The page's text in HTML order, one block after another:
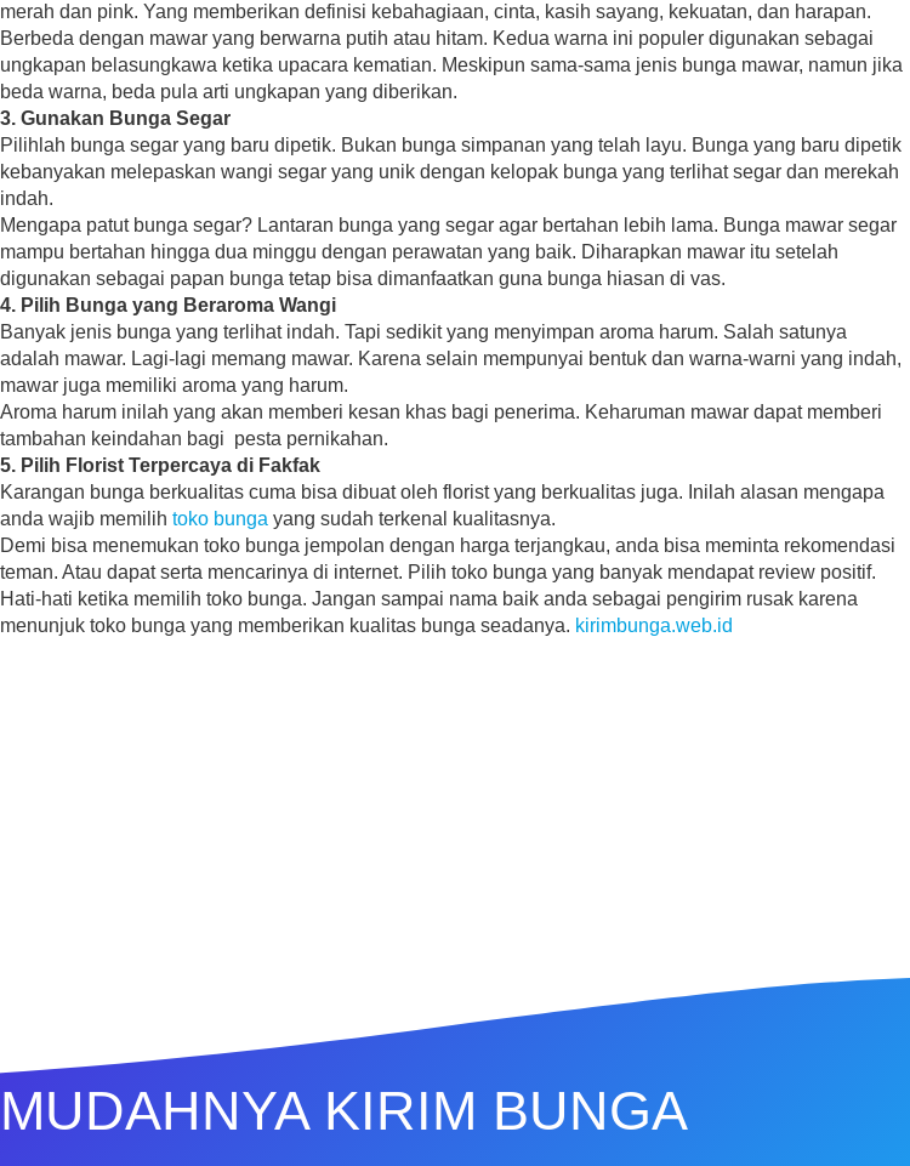
merah dan pink. Yang memberikan definisi kebahagiaan, cinta, kasih sayang, kekuatan, dan harapan.
Berbeda dengan mawar yang berwarna putih atau hitam. Kedua warna ini populer digunakan sebagai
ungkapan belasungkawa ketika upacara kematian. Meskipun sama-sama jenis bunga mawar, namun jika
beda warna, beda pula arti ungkapan yang diberikan.
3. Gunakan Bunga Segar
Pilihlah bunga segar yang baru dipetik. Bukan bunga simpanan yang telah layu. Bunga yang baru dipetik
kebanyakan melepaskan wangi segar yang unik dengan kelopak bunga yang terlihat segar dan merekah
indah.
Mengapa patut bunga segar? Lantaran bunga yang segar agar bertahan lebih lama. Bunga mawar segar
mampu bertahan hingga dua minggu dengan perawatan yang baik. Diharapkan mawar itu setelah
digunakan sebagai papan bunga tetap bisa dimanfaatkan guna bunga hiasan di vas.
4. Pilih Bunga yang Beraroma Wangi
Banyak jenis bunga yang terlihat indah. Tapi sedikit yang menyimpan aroma harum. Salah satunya
adalah mawar. Lagi-lagi memang mawar. Karena selain mempunyai bentuk dan warna-warni yang indah,
mawar juga memiliki aroma yang harum.
Aroma harum inilah yang akan memberi kesan khas bagi penerima. Keharuman mawar dapat memberi
tambahan keindahan bagi pesta pernikahan.
5. Pilih Florist Terpercaya di Fakfak
Karangan bunga berkualitas cuma bisa dibuat oleh florist yang berkualitas juga. Inilah alasan mengapa
anda wajib memilih toko bunga yang sudah terkenal kualitasnya.
Demi bisa menemukan toko bunga jempolan dengan harga terjangkau, anda bisa meminta rekomendasi
teman. Atau dapat serta mencarinya di internet. Pilih toko bunga yang banyak mendapat review positif.
Hati-hati ketika memilih toko bunga. Jangan sampai nama baik anda sebagai pengirim rusak karena
menunjuk toko bunga yang memberikan kualitas bunga seadanya. kirimbunga.web.id
MUDAHNYA KIRIM BUNGA